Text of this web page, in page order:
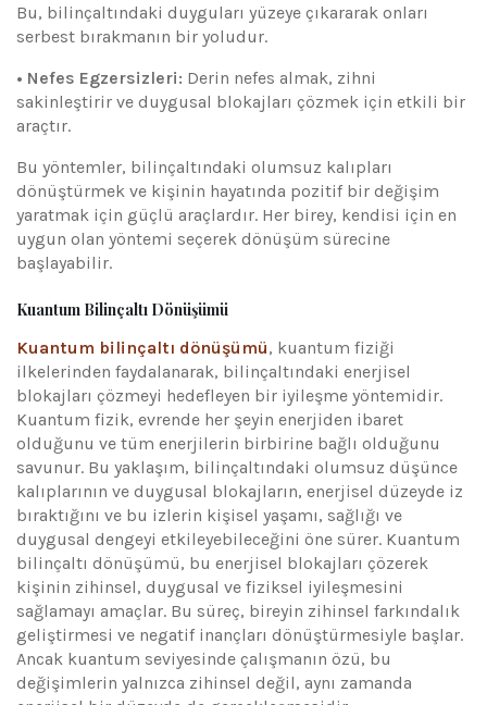
Bu, bilinçaltındaki duyguları yüzeye çıkararak onları
serbest bırakmanın bir yoludur.
• Nefes Egzersizleri: Derin nefes almak, zihni
sakinleştirir ve duygusal blokajları çözmek için etkili bir
araçtır.
Bu yöntemler, bilinçaltındaki olumsuz kalıpları
dönüştürmek ve kişinin hayatında pozitif bir değişim
yaratmak için güçlü araçlardır. Her birey, kendisi için en
uygun olan yöntemi seçerek dönüşüm sürecine
başlayabilir.
Kuantum Bilinçaltı Dönüşümü
Kuantum bilinçaltı dönüşümü, kuantum fiziği
ilkelerinden faydalanarak, bilinçaltındaki enerjisel
blokajları çözmeyi hedefleyen bir iyileşme yöntemidir.
Kuantum fizik, evrende her şeyin enerjiden ibaret
olduğunu ve tüm enerjilerin birbirine bağlı olduğunu
savunur. Bu yaklaşım, bilinçaltındaki olumsuz düşünce
kalıplarının ve duygusal blokajların, enerjisel düzeyde iz
bıraktığını ve bu izlerin kişisel yaşamı, sağlığı ve
duygusal dengeyi etkileyebileceğini öne sürer. Kuantum
bilinçaltı dönüşümü, bu enerjisel blokajları çözerek
kişinin zihinsel, duygusal ve fiziksel iyileşmesini
sağlamayı amaçlar. Bu süreç, bireyin zihinsel farkındalık
geliştirmesi ve negatif inançları dönüştürmesiyle başlar.
Ancak kuantum seviyesinde çalışmanın özü, bu
değişimlerin yalnızca zihinsel değil, aynı zamanda